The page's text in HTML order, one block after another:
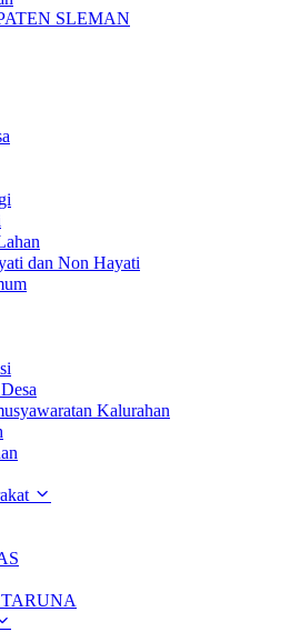
SLEMAN
dan Non Hayati
Kalurahan